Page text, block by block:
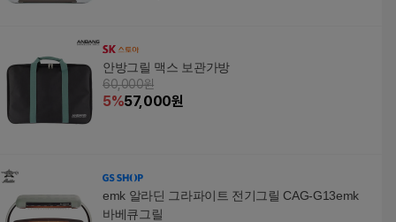
안방그릴 맥스 보관가방
60,000원
5%57,000원
emk 알라딘 그라파이트 전기그릴 CAG-G13emk
바베큐그릴